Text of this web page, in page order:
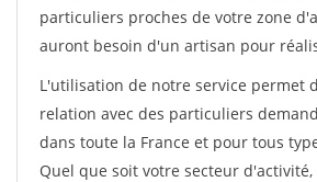
particuliers proches de votre zone
auront besoin d'un artisan pour
L'utilisation de notre service permet
relation avec des particuliers
dans toute la France et pour tous
Quel que soit votre secteur